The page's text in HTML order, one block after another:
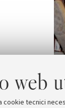
web
cookie tecnici